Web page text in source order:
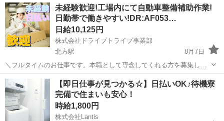
未経験歓迎!工場内にて自動車整備補助作業!
日勤帯で働きやすい!DR:AF053…
日給10,125円
株式会社ドライブトライブ事業部
北方駅
8月7日
＼フルタイムのお仕事です。本職として専念してくれる方を募集しま
す。／ 工場内にて自動車整備補助・車検や点検スタッフ※付随する作
業あり 取扱商品・・・車製品 作業場所・・・工場内 年齢層 ・・・
～35くらいまでの方...
佐賀 武雄市 北方駅 その他 自動車
【即日仕事が見つかる☆】日払いOK♪待機寮
完備で住まいも安心！
時給1,800円
株式会社Lantis